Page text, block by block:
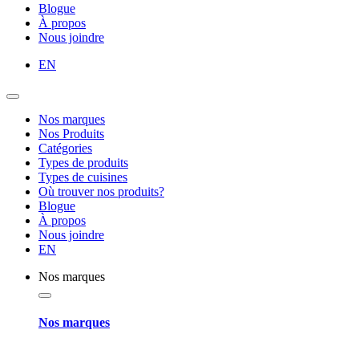
Blogue
À propos
Nous joindre
EN
Nos marques
Nos Produits
Catégories
Types de produits
Types de cuisines
Où trouver nos produits?
Blogue
À propos
Nous joindre
EN
Nos marques
Nos marques